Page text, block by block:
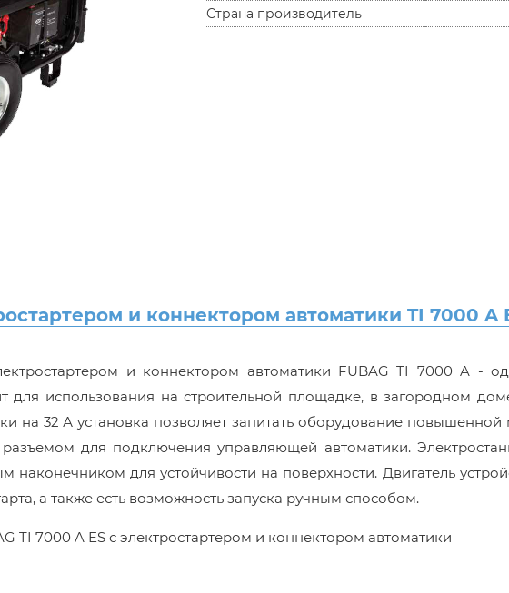
Страна производитель
и коннектором автоматики TI 7000 A
и коннектором автоматики FUBAG TI 7000 A -
для использования на строительной площадке, в загородном
на 32 А установка позволяет запитать оборудование
для подключения управляющей автоматики.
для устойчивости на поверхности. Двигатель
а также есть возможность запуска ручным способом.
TI 7000 A ES с электростартером и коннектором автоматики